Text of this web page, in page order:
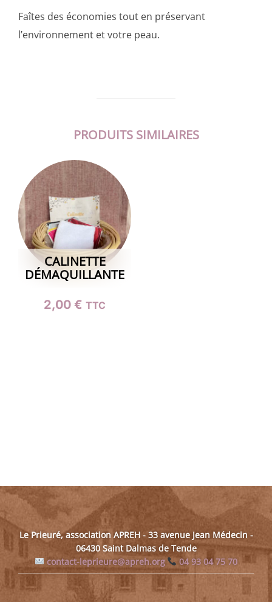
Faîtes des économies tout en préservant
l’environnement et votre peau.
PRODUITS SIMILAIRES
CALINETTE
DÉMAQUILLANTE
2,00€ TTC
Le Prieuré, association APREH - 33 avenue Jean Médecin -
06430 Saint Dalmas de Tende
contact-leprieure@apreh.org
04 93 04 75 70